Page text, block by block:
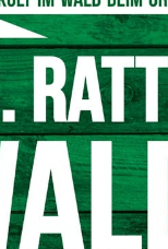
(c) LPD Kärnten/Jannach